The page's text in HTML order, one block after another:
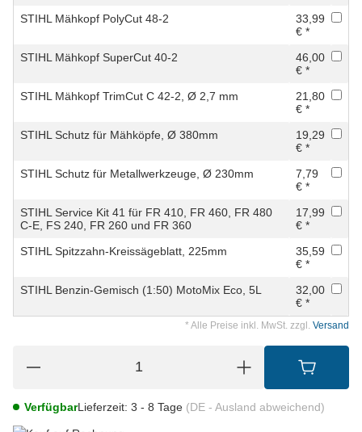
STIHL Mähkopf PolyCut 48-2
33,99
€ *
STIHL Mähkopf SuperCut 40-2
46,00
€ *
STIHL Mähkopf TrimCut C 42-2, Ø 2,7 mm
21,80
€ *
STIHL Schutz für Mähköpfe, Ø 380mm
19,29
€ *
STIHL Schutz für Metallwerkzeuge, Ø 230mm
7,79
€ *
STIHL Service Kit 41 für FR 410, FR 460, FR 480
C-E, FS 240, FR 260 und FR 360
17,99
€ *
STIHL Spitzzahn-Kreissägeblatt, 225mm
35,59
€ *
STIHL Benzin-Gemisch (1:50) MotoMix Eco, 5L
32,00
€ *
* Alle Preise inkl. MwSt. zzgl. Versand
VerfügbarLieferzeit: 3 - 8 Tage (DE - Ausland abweichend)